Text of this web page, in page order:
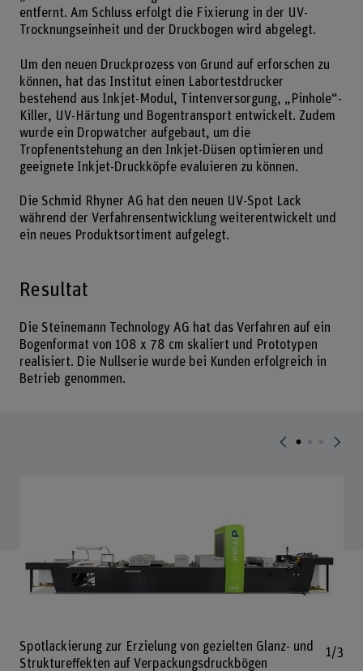
entfernt. Am Schluss erfolgt die Fixierung in der UV-
Trocknungseinheit und der Druckbogen wird abgelegt.
Um den neuen Druckprozess von Grund auf erforschen zu
können, hat das Institut einen Labortestdrucker
bestehend aus Inkjet-Modul, Tintenversorgung, „Pinhole“-
Killer, UV-Härtung und Bogentransport entwickelt. Zudem
wurde ein Dropwatcher aufgebaut, um die
Tropfenentstehung an den Inkjet-Düsen optimieren und
geeignete Inkjet-Druckköpfe evaluieren zu können.
Die Schmid Rhyner AG hat den neuen UV-Spot Lack
während der Verfahrensentwicklung weiterentwickelt und
ein neues Produktsortiment aufgelegt.
Resultat
Die Steinemann Technology AG hat das Verfahren auf ein
Bogenformat von 108 x 78 cm skaliert und Prototypen
realisiert. Die Nullserie wurde bei Kunden erfolgreich in
Betrieb genommen.
Spotlackierung zur Erzielung von gezielten Glanz- und
Struktureffekten auf Verpackungsdruckbögen
1/3